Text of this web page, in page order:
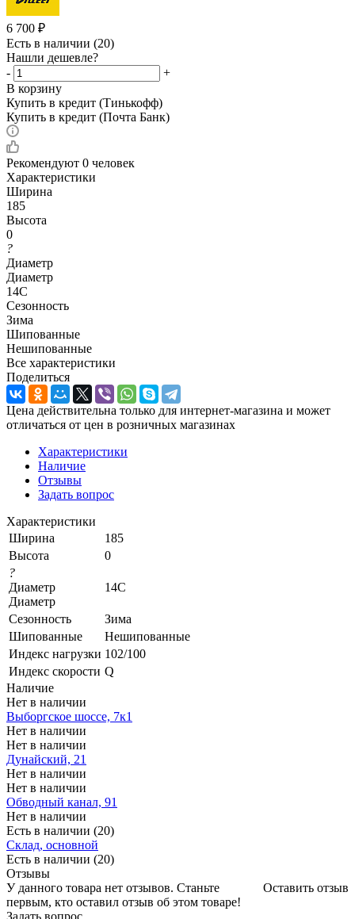
6 700 ₽
Есть в наличии (20)
Нашли дешевле?
-
+
В корзину
Купить в кредит (Тинькофф)
Купить в кредит (Почта Банк)
Рекомендуют 0 человек
Характеристики
Ширина
185
Высота
0
?
Диаметр
Диаметр
14C
Сезонность
Зима
Шипованные
Нешипованные
Все характеристики
Поделиться
Цена действительна только для интернет-магазина и может
отличаться от цен в розничных магазинах
Характеристики
Наличие
Отзывы
Задать вопрос
Характеристики
Ширина
185
Высота
0
?
Диаметр
Диаметр
14C
Сезонность
Зима
Шипованные
Нешипованные
Индекс нагрузки 102/100
Индекс скорости Q
Наличие
Нет в наличии
Выборгское шоссе, 7к1
Нет в наличии
Нет в наличии
Дунайский, 21
Нет в наличии
Нет в наличии
Обводный канал, 91
Нет в наличии
Есть в наличии (20)
Склад, основной
Есть в наличии (20)
Отзывы
Оставить отзыв
У данного товара нет отзывов. Станьте
первым, кто оставил отзыв об этом товаре!
Задать вопрос